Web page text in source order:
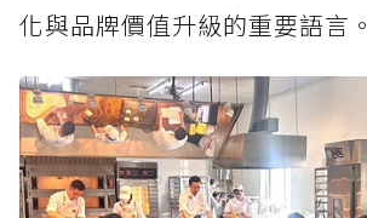
化與品牌價值升級的重要語言。